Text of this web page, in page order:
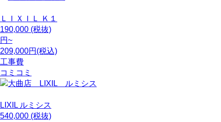
ＬＩＸＩＬ
Ｋ１
190,000 (税抜)
円~
209,000円(税込)
工事費
コミコミ
LIXIL ルミシス
540,000 (税抜)